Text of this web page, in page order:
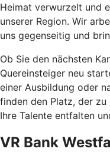
Heimat verwurzelt und
unserer Region. Wir
uns gegenseitig und
Ob Sie den nächsten
Quereinsteiger neu
einer Ausbildung oder
finden den Platz, der zu
Ihre Talente entfalten
VR Bank